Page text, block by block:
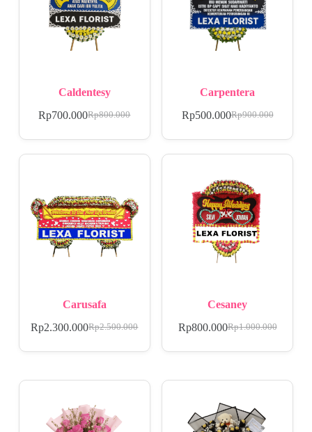
Caldentesy
Rp800.000
Rp700.000
Carpentera
Rp900.000
Rp500.000
Carusafa
Rp2.500.000
Rp2.300.000
Cesaney
Rp1.000.000
Rp800.000